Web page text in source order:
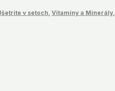
v setoch, Vitamíny a Minerály,